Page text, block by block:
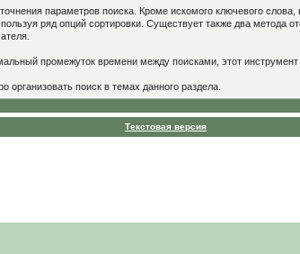
параметров поиска. Кроме искомого ключевого
ряд опций сортировки. Существует также два метода
промежуток времени между поисками, этот
поиск в темах данного раздела.
Текстовая версия